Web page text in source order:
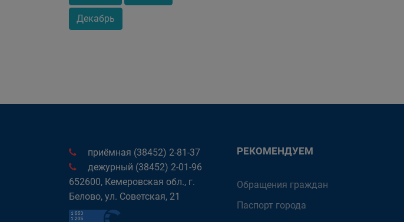
Декабрь
приёмная (38452) 2-81-37
дежурный (38452) 2-01-96
652600, Кемеровская обл., г.
Белово, ул. Советская, 21
РЕКОМЕНДУЕМ
Обращения граждан
Паспорт города